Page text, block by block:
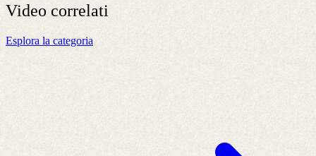
Video correlati
Esplora la categoria